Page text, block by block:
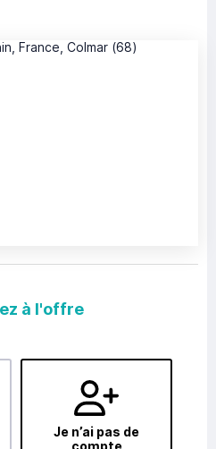
à l'offre
Je n’ai pas de
compte